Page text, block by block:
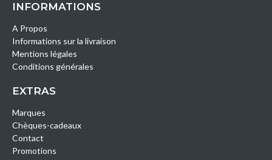
INFORMATIONS
A Propos
Informations sur la livraison
Mentions légales
Conditions générales
EXTRAS
Marques
Chèques-cadeaux
Contact
Promotions